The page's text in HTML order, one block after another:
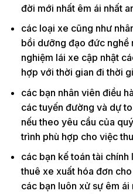
đời mới nhất êm ái nhất
các loại xe cũng như
bồi dưỡng đạo đức nghề
nghiệm lái xe cập nhật
hợp với thời gian đi thời
các bạn nhân viên điều
các tuyến đường và dự
nếu theo yêu cầu của
trình phù hợp cho việc
các bạn kế toán tài
thuê xe xuất hóa đơn
các bạn luôn xử sự êm